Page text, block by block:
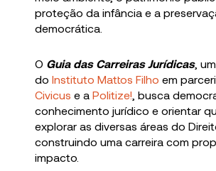
proteção da infância e a
democrática.
O Guia das Carreiras Jurídicas,
doInstituto Mattos Filho em
Civicus e aPolitize! , busca
conhecimento jurídico e orientar
explorar as diversas áreas do
construindo uma carreira com
impacto.